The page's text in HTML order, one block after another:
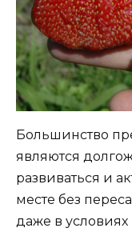
Большинство
являются
развиваться и
месте без
даже в